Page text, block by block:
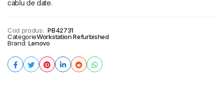
cablu de date.
Cod produs: PB42731
CategorieWorkstation Refurbished
Brand: Lenovo